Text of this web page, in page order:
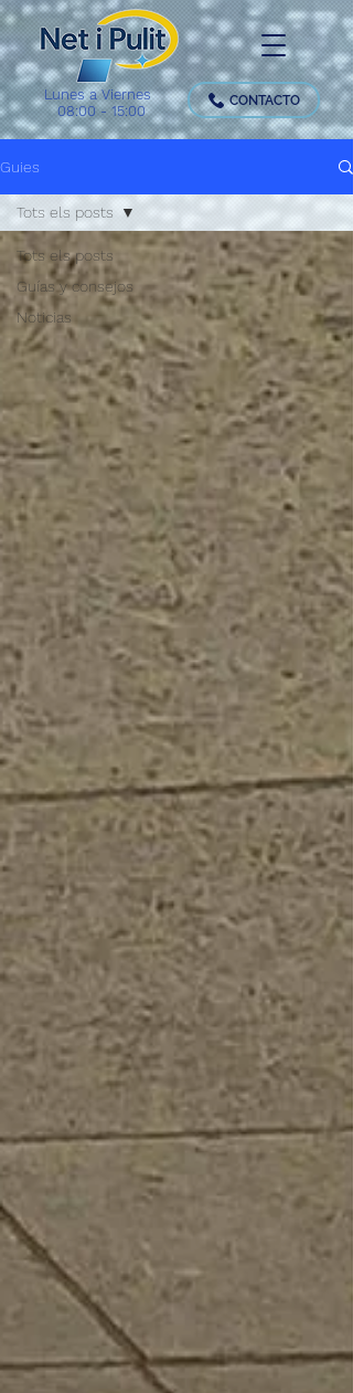
CONTACTO
Lunes a Viernes
08:00 - 15:00
Guies
Tots els posts
Guías y consejos
Noticias
Tots els posts